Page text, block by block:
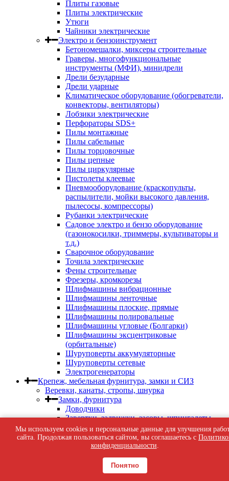
Плиты газовые
Плиты электрические
Утюги
Чайники электрические
Электро и бензоинструмент
Бетономешалки, миксеры строительные
Граверы, многофункциональные
инструменты (МФИ), минидрели
Дрели безударные
Дрели ударные
Климатическое оборудование (обогреватели,
конвекторы, вентиляторы)
Лобзики электрические
Перфораторы SDS+
Пилы монтажные
Пилы сабельные
Пилы торцовочные
Пилы цепные
Пилы циркулярные
Пистолеты клеевые
Пневмооборудование (краскопульты,
распылители, мойки высокого давления,
пылесосы, компрессоры)
Рубанки электрические
Садовое электро и бензо оборудование
(газонокосилки, триммеры, культиваторы и
т.д.)
Сварочное оборудование
Точила электрические
Фены строительные
Фрезеры, кромкорезы
Шлифмашины вибрационные
Шлифмашины ленточные
Шлифмашины плоские, прямые
Шлифмашины полировальные
Шлифмашины угловые (Болгарки)
Шлифмашины эксцентриковые
(орбитальные)
Шуруповерты аккумуляторные
Шуруповерты сетевые
Электрогенераторы
Крепеж, мебельная фурнитура, замки и СИЗ
Веревки, канаты, стропы, шнурка
Замки, фурнитура
Доводчики
Завертки, задвижки, засовы, шпингалеты
Замки
Петли дверные, гаражные, петли-стрелы,
пружины дверные
Фурнитура мебельная
Фурнитура оконная
Мы используем cookies и персональные данные для улучшения
сайта. Продолжая пользоваться сайтом, вы соглашаетесь с
конфиденциальности.
Понятно